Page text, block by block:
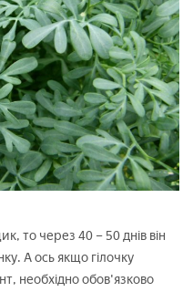
то через 40 – 50 днів він
А ось якщо гілочку
необхідно обов'язково